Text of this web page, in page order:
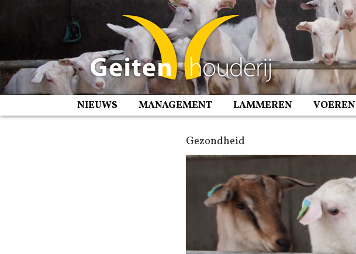
NIEUWS MANAGEMENT LAMMEREN VOEREN
Gezondheid